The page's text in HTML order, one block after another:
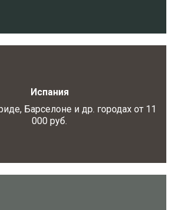
Испания
Барселоне и др. городах от 11
000 руб.